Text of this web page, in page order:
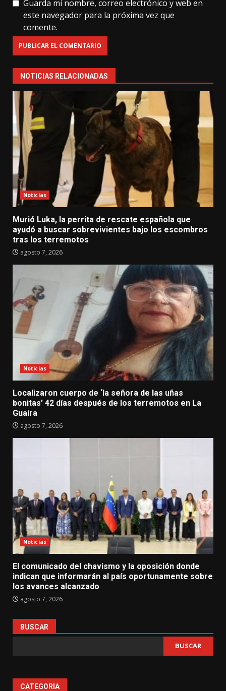
Guarda mi nombre, correo electrónico y web en
este navegador para la próxima vez que
comente.
NOTICIAS RELACIONADAS
Noticias
Murió Luka, la perrita de rescate española que
ayudó a buscar sobrevivientes bajo los escombros
tras los terremotos
agosto 7, 2026
Noticias
Localizaron cuerpo de ‘la señora de las uñas
bonitas’ 42 días después de los terremotos en La
Guaira
agosto 7, 2026
Noticias
El comunicado del chavismo y la oposición donde
indican que informarán al país oportunamente sobre
los avances alcanzado
agosto 7, 2026
BUSCAR
BUSCAR
CATEGORIA